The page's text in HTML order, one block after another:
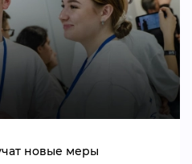
новые меры